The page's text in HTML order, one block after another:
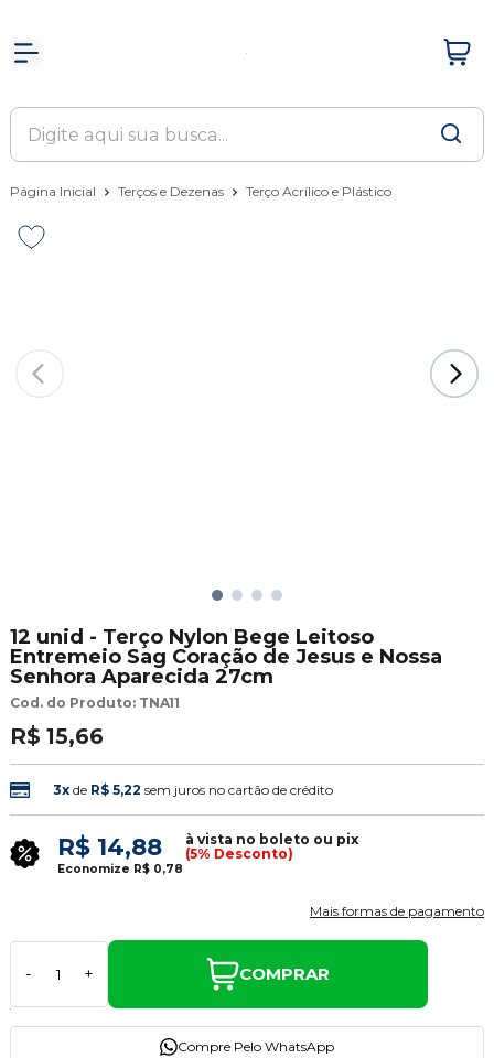
Página Inicial Terços e Dezenas Terço Acrílico e Plástico
12 unid - Terço Nylon Bege Leitoso
Entremeio Sag Coração de Jesus e Nossa
Senhora Aparecida 27cm
Cod. do Produto: TNA11
R$ 15,66
3xde R$ 5,22 sem juros no cartão de crédito
R$ 14,88
à vista no boleto ou pix
(5% Desconto)
Economize R$ 0,78
Mais formas de pagamento
- + COMPRAR
Compre Pelo WhatsApp